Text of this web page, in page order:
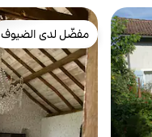
مفضّل لدى الضيوف
مفضّل لدى الضيوف